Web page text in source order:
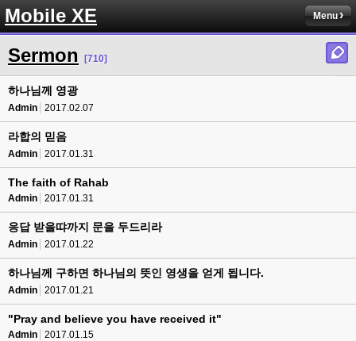
Mobile XE Menu
Sermon [710]
하나님께 영광
Admin 2017.02.07
라합의 믿음
Admin 2017.01.31
The faith of Rahab
Admin 2017.01.31
응답 받을땨까지 문을 두드리라
Admin 2017.01.22
하나님께 구하면 하나님의 뜻인 영생을 얻게 됩니다.
Admin 2017.01.21
"Pray and believe you have received it"
Admin 2017.01.15